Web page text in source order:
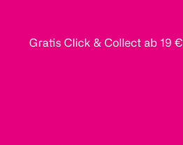
Gratis Click & Collect ab 19 €